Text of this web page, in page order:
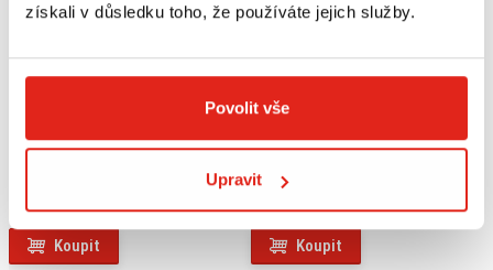
získali v důsledku toho, že používáte jejich služby.
Povolit vše
Upravit
1 809 Kč s DPH
Na objednávku
Koupit
4 099 Kč s DPH
D6104ST
Na objednávku
Koupit